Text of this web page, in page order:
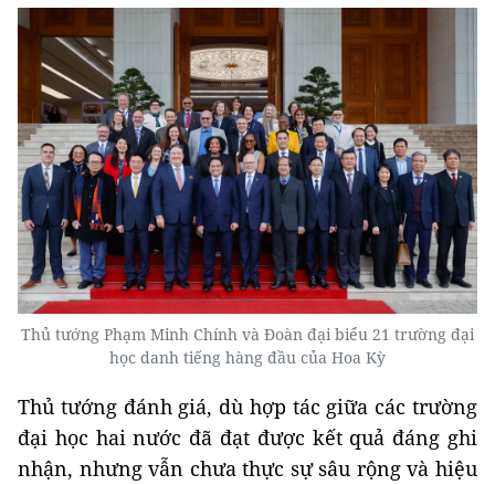
Thủ tướng Phạm Minh Chính và Đoàn đại biểu 21 trường đại
học danh tiếng hàng đầu của Hoa Kỳ
Thủ tướng đánh giá, dù hợp tác giữa các trường
đại học hai nước đã đạt được kết quả đáng ghi
nhận, nhưng vẫn chưa thực sự sâu rộng và hiệu